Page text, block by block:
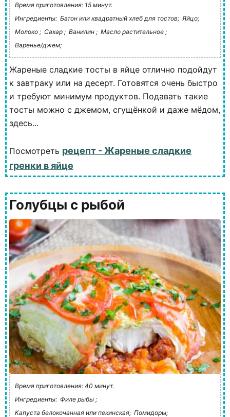
Время приготовления: 15 минут.
Ингредиенты: Батон или квадратный хлеб для тостов; Яйцо;
Молоко ; Сахар ; Ванилин ; Масло растительное ;
Варенье/джем;
Жареные сладкие тосты в яйце отлично подойдут
к завтраку или на десерт. Готовятся очень быстро
и требуют минимум продуктов. Подавать такие
тосты можно с джемом, сгущёнкой и даже мёдом,
здесь...
Посмотреть рецепт - Жареные сладкие
гренки в яйце
Голубцы с рыбой
Время приготовления: 40 минут.
Ингредиенты: Филе рыбы ;
Капуста белокочанная или пекинская; Помидоры;